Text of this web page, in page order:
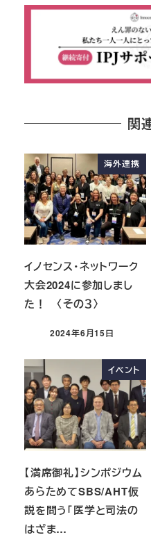
関
海外連携
イノセンス・ネットワーク
大会2024に参加しまし
た！ 〈その３〉
2024年6月15日
イベント
【満席御礼】シンポジウム
あらためてSBS/AHT仮
説を問う「医学と司法の
はざま…